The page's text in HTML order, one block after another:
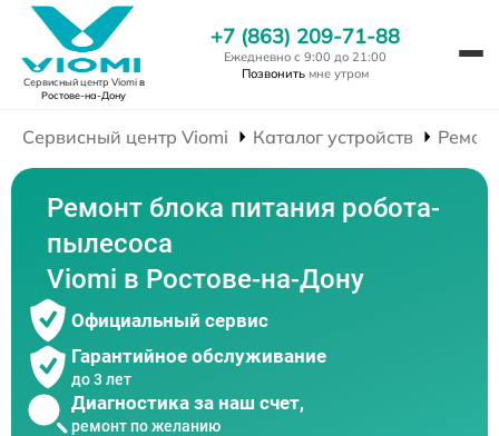
Сервисный центр Viomiв
Ростове-на-Дону
+7 (863) 209-71-88
Ежедневно с 9:00 до 21:00
Позвонить мне утром
Сервисный центр Viomi Каталог устройств
Ремонт блока питания робота-
пылесоса
Viomi в Ростове-на-Дону
Официальный сервис
Гарантийное обслуживание
до 3 лет
Диагностика за наш счет,
ремонт по желанию